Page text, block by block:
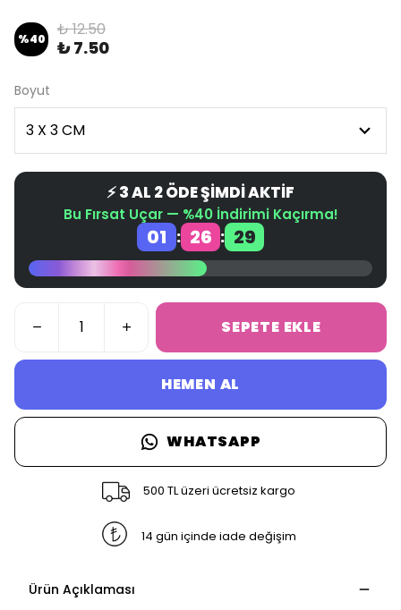
%40 ₺ 12.50
₺ 7.50
Boyut
⚡ 3 AL 2 ÖDE ŞİMDİ AKTİF
Bu Fırsat Uçar — %40 İndirimi Kaçırma!
01 : 26 : 29
SEPETE EKLE
HEMEN AL
WHATSAPP
500 TL üzeri ücretsiz kargo
14 gün içinde iade değişim
Ürün Açıklaması